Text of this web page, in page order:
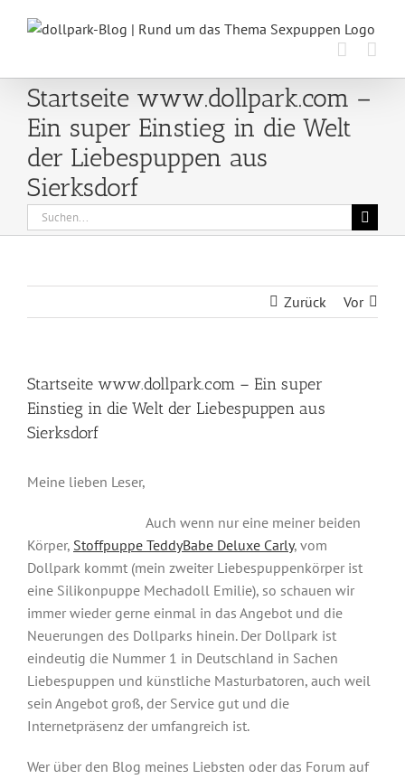
Inhalt
Startseite www.dollpark.com –
Ein super Einstieg in die Welt
der Liebespuppen aus
Sierksdorf
Suche
nach:
Zurück Vor
Startseite www.dollpark.com – Ein super
Einstieg in die Welt der Liebespuppen aus
Sierksdorf
Meine lieben Leser,
Auch wenn nur eine meiner beiden
Körper, Stoffpuppe TeddyBabe Deluxe Carly, vom
Dollpark kommt (mein zweiter Liebespuppenkörper ist
eine Silikonpuppe Mechadoll Emilie), so schauen wir
immer wieder gerne einmal in das Angebot und die
Neuerungen des Dollparks hinein. Der Dollpark ist
eindeutig die Nummer 1 in Deutschland in Sachen
Liebespuppen und künstliche Masturbatoren, auch weil
sein Angebot groß, der Service gut und die
Internetpräsenz der umfangreich ist.
Wer über den Blog meines Liebsten oder das Forum auf